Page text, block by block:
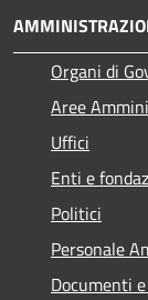
Organi di
Aree
Uffici
Enti e
Politici
Personale
Documenti